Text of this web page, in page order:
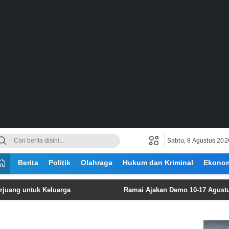
Sabtu, 8 Agustus
Berita Politik Olahraga Hukum dan Kriminal
Keluarga Ramai Ajakan Demo 10-17 Agustus, Ini